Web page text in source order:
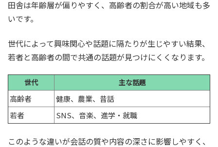
田舎は年齢層が偏りやすく、高齢者の割合が高い地域も多
いです。
世代によって興味関心や話題に隔たりが生じやすい結果、
若者と高齢者の間で共通の話題が見つけにくくなります。
世代 主な話題
高齢者
健康、農業、昔話
若者
SNS、音楽、進学・就職
このような違いが会話の質や内容の深さに影響しやすく、